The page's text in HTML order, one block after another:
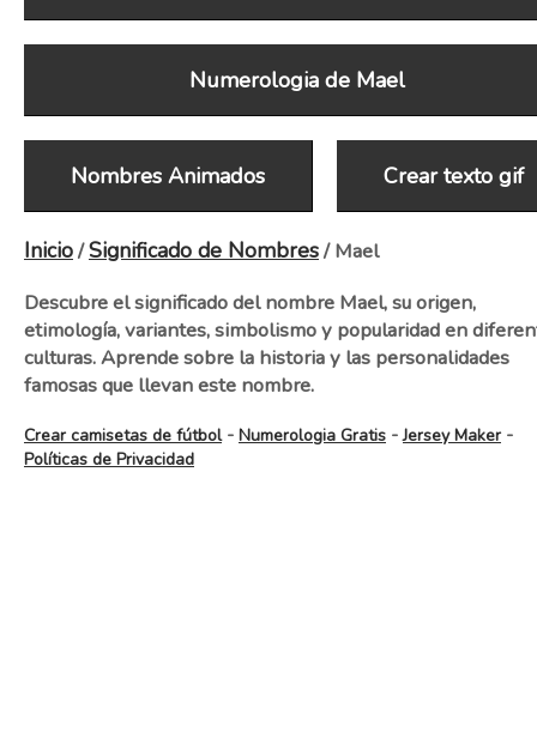
Numerologia de Mael
Nombres Animados Crear texto gif
Inicio/Significado de Nombres/ Mael
Descubre el significado del nombre Mael, su origen,
etimología, variantes, simbolismo y popularidad en
culturas. Aprende sobre la historia y las personalidades
famosas que llevan este nombre.
Crear camisetas de fútbol- Numerologia Gratis -Jersey Maker-
Políticas de Privacidad